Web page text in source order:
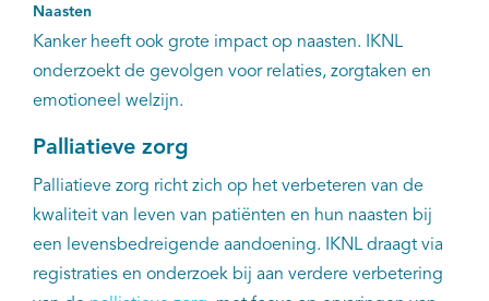
Naasten
Kanker heeft ook grote impact op naasten. IKNL
onderzoekt de gevolgen voor relaties, zorgtaken en
emotioneel welzijn.
Palliatieve zorg
Palliatieve zorg richt zich op het verbeteren van de
kwaliteit van leven van patiënten en hun naasten bij
een levensbedreigende aandoening. IKNL draagt via
registraties en onderzoek bij aan verdere verbetering